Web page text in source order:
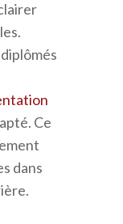
Ce
dans